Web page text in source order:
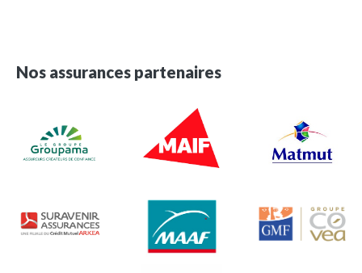
Nos assurances partenaires